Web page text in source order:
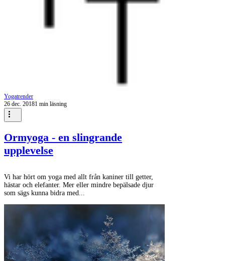
Yogatrender
26 dec. 20181 min läsning
Ormyoga - en slingrande
upplevelse
Vi har hört om yoga med allt från kaniner till getter,
hästar och elefanter. Mer eller mindre bepälsade djur
som sägs kunna bidra med...